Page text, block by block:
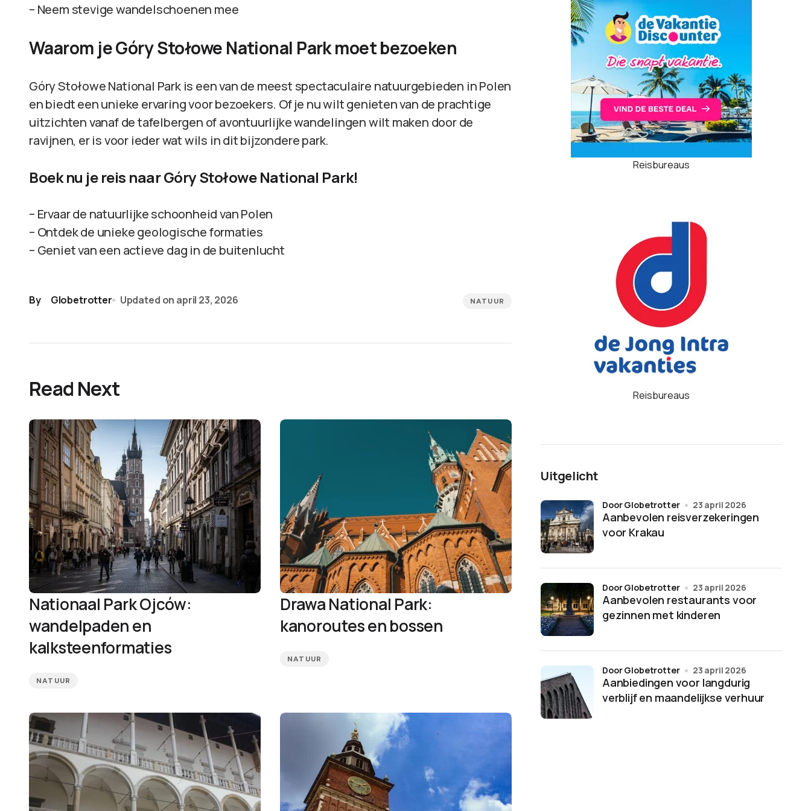
– Neem stevige wandelschoenen mee
Waarom je Góry Stołowe National Park moet bezoeken
Góry Stołowe National Park is een van de meest spectaculaire natuurgebieden in Polen
en biedt een unieke ervaring voor bezoekers. Of je nu wilt genieten van de prachtige
uitzichten vanaf de tafelbergen of avontuurlijke wandelingen wilt maken door de
ravijnen, er is voor ieder wat wils in dit bijzondere park.
Boek nu je reis naar Góry Stołowe National Park!
– Ervaar de natuurlijke schoonheid van Polen
– Ontdek de unieke geologische formaties
– Geniet van een actieve dag in de buitenlucht
By Globetrotter Updated on april 23, 2026 NATUUR
Read Next
Nationaal Park Ojców:
wandelpaden en
kalksteenformaties
NATUUR
Drawa National Park:
kanoroutes en bossen
NATUUR
Reisbureaus
Reisbureaus
Uitgelicht
Aanbevolen reisverzekeringen
voor Krakau
door Globetrotter 23 april 2026
Aanbevolen restaurants voor
gezinnen met kinderen
door Globetrotter 23 april 2026
Aanbiedingen voor langdurig
verblijf en maandelijkse verhuur
door Globetrotter 23 april 2026